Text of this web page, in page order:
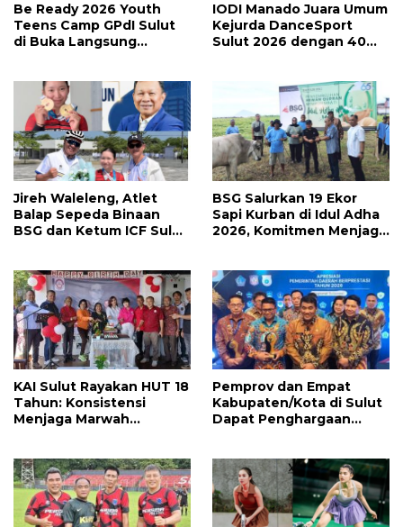
Be Ready 2026 Youth
Teens Camp GPdI Sulut
di Buka Langsung
Julia Tuwo Beri Apresiasi
Tinggi
IODI Manado Juara Umum
Kejurda DanceSport
Sulut 2026 dengan 40
Jireh Waleleng, Atlet
Balap Sepeda Binaan
BSG dan Ketum ICF Sulut
BSG Salurkan 19 Ekor
Sapi Kurban di Idul Adha
2026, Komitmen Menjaga
KAI Sulut Rayakan HUT 18
Tahun: Konsistensi
Menjaga Marwah
Maju
Pemprov dan Empat
Kabupaten/Kota di Sulut
Dapat Penghargaan